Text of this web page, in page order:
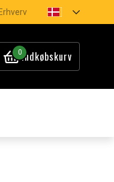
Erhverv
0Indkøbskurv